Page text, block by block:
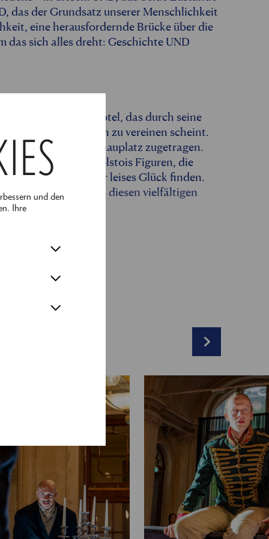
und den
Ihre
das der Grundsatz unserer Menschlichkeit
eine herausfordernde Brücke über die
das sich alles dreht: Geschichte UND
Südbahnhotel, das durch seine
diese Pole in sich zu vereinen scheint.
sich an diesem Schauplatz zugetragen.
den Boden für Tolstois Figuren, die
aber auch ihr leises Glück finden.
erkunden Sie mit uns diesen vielfältigen
Johanna Rauch
Emilie Zintl